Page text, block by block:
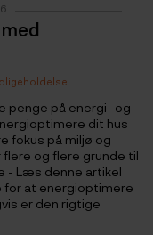
penge på energi- og
dit hus
fokus på miljø og
og flere grunde til
- Læs denne artikel
for at energioptimere
er den rigtige